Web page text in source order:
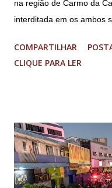
Defesa. A acusação
abolição violenta do
na região de Carmo da
interditada em os ambos
Imagens
COMPARTILHAR
CLIQUE PARA LER